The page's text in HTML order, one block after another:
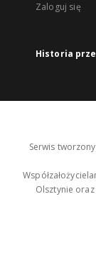
Zaloguj się
Historia
Serwis
Olsztynie